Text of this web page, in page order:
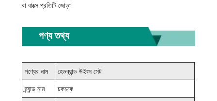
বা বাক্সে প্রতিটি জোড়া
পণ্য তথ্য
পণ্যের নাম
হেডব্যান্ড উইংস সেট
ব্র্যান্ড নাম
চকচকে